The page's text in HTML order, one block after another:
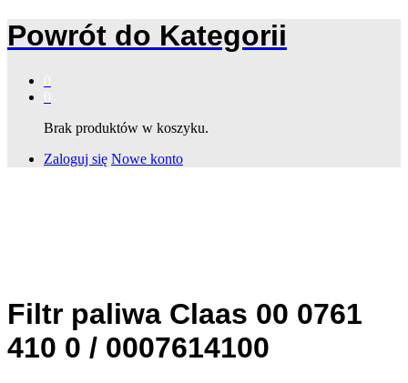
Powrót do Kategorii
Brak produktów w koszyku.
Zaloguj się Nowe konto
Filtr paliwa Claas 00 0761
410 0 / 0007614100